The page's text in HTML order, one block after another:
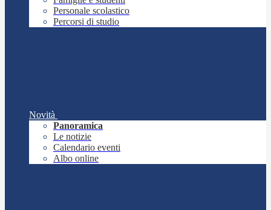
Personale scolastico
Percorsi di studio
Novità
Panoramica
Le notizie
Calendario eventi
Albo online